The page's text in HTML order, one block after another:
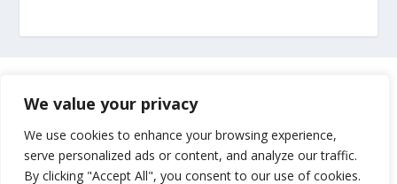
We value your privacy
We use cookies to enhance your browsing experience,
serve personalized ads or content, and analyze our traffic.
By clicking "Accept All", you consent to our use of cookies.
Impressum
Uvjeti korištenja